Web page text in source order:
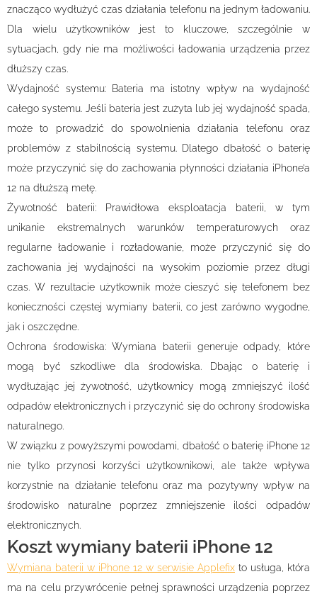
znacząco wydłużyć czas działania telefonu na jednym ładowaniu.
Dla wielu użytkowników jest to kluczowe, szczególnie w
sytuacjach, gdy nie ma możliwości ładowania urządzenia przez
dłuższy czas.
Wydajność systemu: Bateria ma istotny wpływ na wydajność
całego systemu. Jeśli bateria jest zużyta lub jej wydajność spada,
może to prowadzić do spowolnienia działania telefonu oraz
problemów z stabilnością systemu. Dlatego dbałość o baterię
może przyczynić się do zachowania płynności działania iPhone’a
12 na dłuższą metę.
Żywotność baterii: Prawidłowa eksploatacja baterii, w tym
unikanie ekstremalnych warunków temperaturowych oraz
regularne ładowanie i rozładowanie, może przyczynić się do
zachowania jej wydajności na wysokim poziomie przez długi
czas. W rezultacie użytkownik może cieszyć się telefonem bez
konieczności częstej wymiany baterii, co jest zarówno wygodne,
jak i oszczędne.
Ochrona środowiska: Wymiana baterii generuje odpady, które
mogą być szkodliwe dla środowiska. Dbając o baterię i
wydłużając jej żywotność, użytkownicy mogą zmniejszyć ilość
odpadów elektronicznych i przyczynić się do ochrony środowiska
naturalnego.
W związku z powyższymi powodami, dbałość o baterię iPhone 12
nie tylko przynosi korzyści użytkownikowi, ale także wpływa
korzystnie na działanie telefonu oraz ma pozytywny wpływ na
środowisko naturalne poprzez zmniejszenie ilości odpadów
elektronicznych.
Koszt wymiany baterii iPhone 12
Wymiana baterii w iPhone 12 w serwisie Applefix to usługa, która
ma na celu przywrócenie pełnej sprawności urządzenia poprzez